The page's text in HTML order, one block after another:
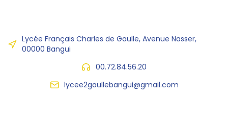
Lycée Français Charles de Gaulle, Avenue Nasser,
00000 Bangui
00.72.84.56.20
lycee2gaullebangui@gmail.com